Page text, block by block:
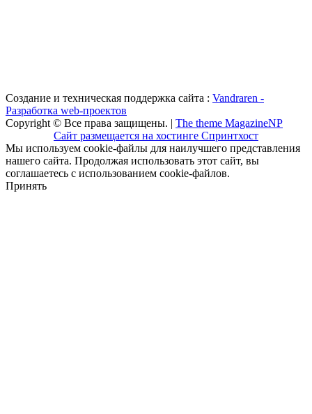
Создание и техническая поддержка сайта : Vandraren -
Разработка web-проектов
Copyright © Все права защищены. | The theme MagazineNP
Сайт размещается на хостинге Спринтхост
Мы используем cookie-файлы для наилучшего представления
нашего сайта. Продолжая использовать этот сайт, вы
соглашаетесь с использованием cookie-файлов.
Принять